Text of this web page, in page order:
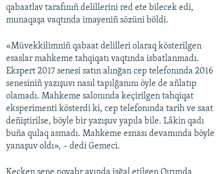
qabaatlav tarafınıñ delillerini red ete bilecek edi,
munaqaşa vaqtında imayeniñ sözüni böldi.
«Müvekkilimniñ qabaat delilleri olaraq kösterilgen
esaslar mahkeme tahqiqatı vaqtında isbatlanmadı.
Ekspert 2017 senesi satın alınğan cep telefonında 2016
senesiniñ yazışuvı nasıl tapılğanını öyle de añlatıp
olamadı. Mahkeme salonında keçirilgen tahqiqat
eksperimenti kösterdi ki, cep telefonında tarih ve saat
deñiştirilse, böyle bir yazışuv yapıla bile. Lâkin qadı
buña qulaq asmadı. Mahkeme esnası devamında böyle
yanaşuv oldı», – dedi Gemeci.